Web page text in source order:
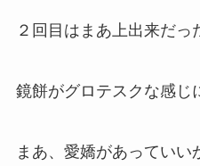
２回目はまあ上出来だっ
鏡餅がグロテスクな感じ
まあ、愛嬌があっていい